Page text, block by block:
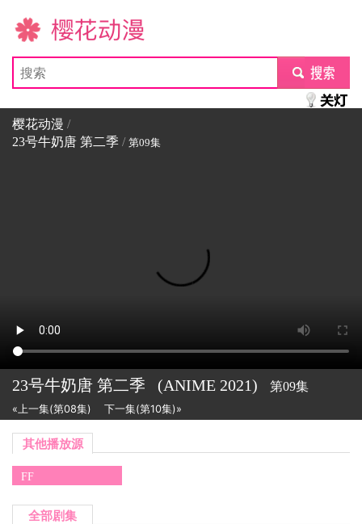
樱花动漫
submit
樱花动漫 /
23号牛奶唐 第二季 / 第09集
23号牛奶唐 第二季 (ANIME 2021) 第09集
«上一集(第08集) 下一集(第10集)»
其他播放源
FF
全部剧集